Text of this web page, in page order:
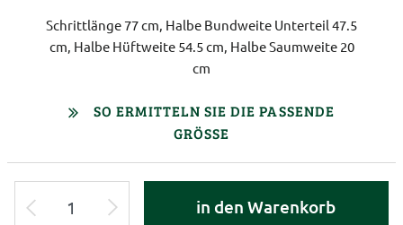
Schrittlänge 77 cm, Halbe Bundweite Unterteil 47.5
cm, Halbe Hüftweite 54.5 cm, Halbe Saumweite 20
cm
SO ERMITTELN SIE DIE PASSENDE
GRÖSSE
in den Warenkorb